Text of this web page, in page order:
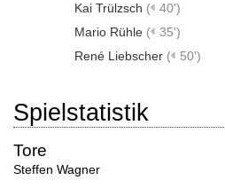
Kai Trülzsch (
40')
Mario Rühle (
35')
René Liebscher ( 50')
Spielstatistik
Tore
Steffen Wagner